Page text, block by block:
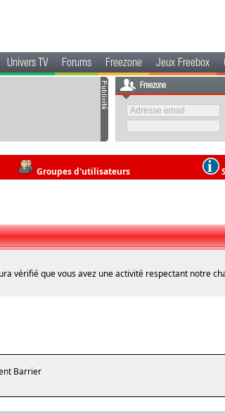
Univers TV Forums Freezone Jeux Freebox
Freezone
Groupes d'utilisateurs
vérifié que vous avez une activité respectant notre
Barrier